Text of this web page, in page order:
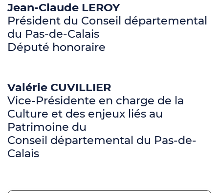
Jean-Claude LEROY
Président du Conseil départemental
du Pas-de-Calais
Député honoraire
Valérie CUVILLIER
Vice-Présidente en charge de la
Culture et des enjeux liés au
Patrimoine du
Conseil départemental du Pas-de-
Calais